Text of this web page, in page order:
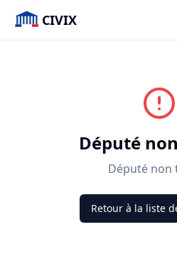
CIVIX
Député
Député non
Retour à la liste